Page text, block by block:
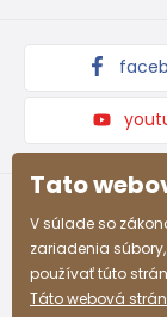
Tato
V súlade so
zariadenia
používať túto
Táto webová